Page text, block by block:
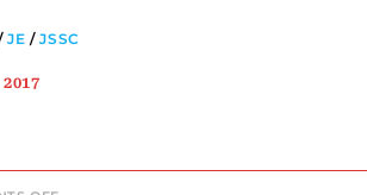
JE /JSSC